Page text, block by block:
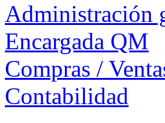
Administración
Encargada QM
Compras /
Contabilidad